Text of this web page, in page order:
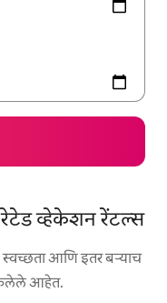
रेटेड व्हेकेशन रेंटल्स
आणि इतर बऱ्याच
केलेले आहेत.